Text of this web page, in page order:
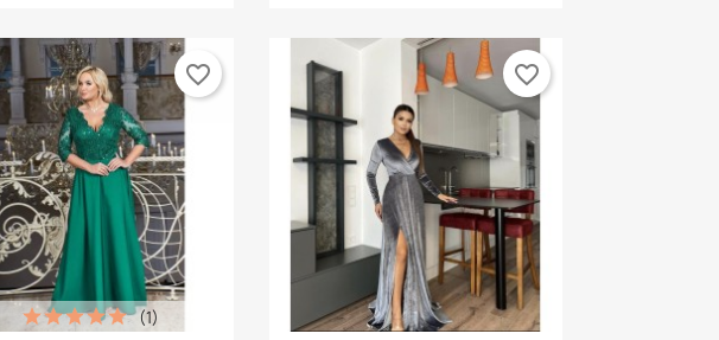
(1)
favorite_border favorite_border